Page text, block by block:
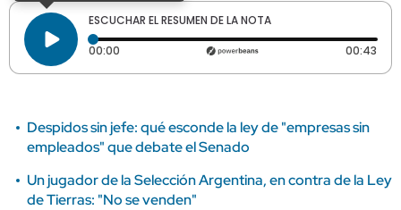
ESCUCHAR EL RESUMEN DE LA NOTA
00:00 Tiempo transcurrido: 0 segundos 00:43
Despidos sin jefe: qué esconde la ley de "empresas sin
empleados" que debate el Senado
Un jugador de la Selección Argentina, en contra de la Ley
de Tierras: "No se venden"